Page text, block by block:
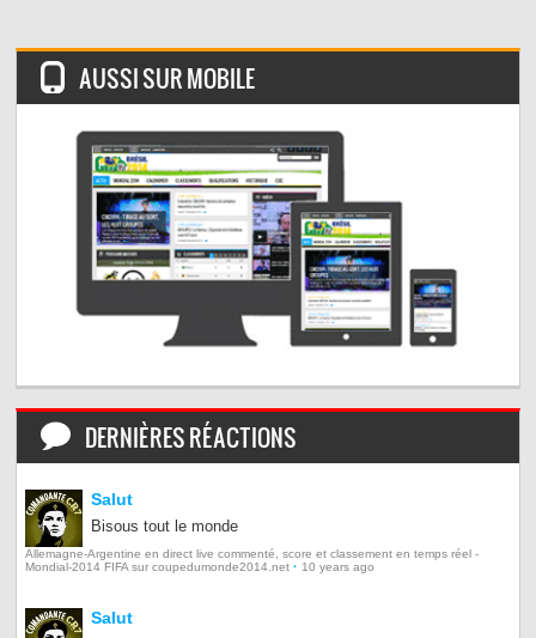
AUSSI SUR MOBILE
DERNIÈRES RÉACTIONS
Salut
Bisous tout le monde
Allemagne-Argentine en direct live commenté, score et classement en temps réel -
Mondial-2014 FIFA sur coupedumonde2014.net · 10 years ago
Salut